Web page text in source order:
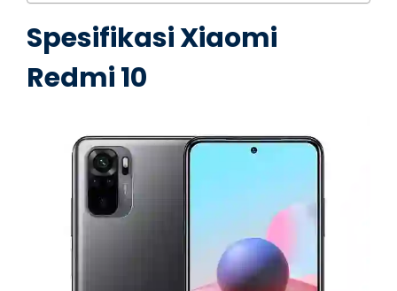
Spesifikasi Xiaomi
Redmi 10